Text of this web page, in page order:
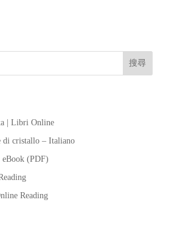
搜尋
| Libri Online
di cristallo – Italiano
eBook (PDF)
Reading